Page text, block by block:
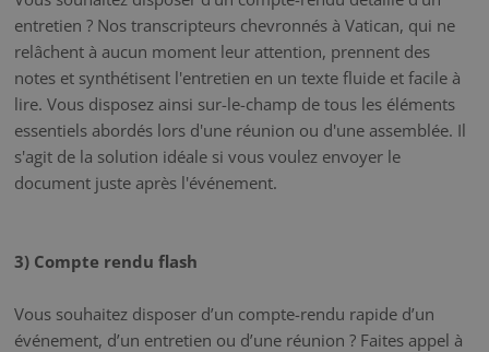
entretien ? Nos transcripteurs chevronnés à Vatican, qui ne
relâchent à aucun moment leur attention, prennent des
notes et synthétisent l'entretien en un texte fluide et facile à
lire. Vous disposez ainsi sur-le-champ de tous les éléments
essentiels abordés lors d'une réunion ou d'une assemblée. Il
s'agit de la solution idéale si vous voulez envoyer le
document juste après l'événement.
3) Compte rendu flash
Vous souhaitez disposer d’un compte-rendu rapide d’un
événement, d’un entretien ou d’une réunion ? Faites appel à